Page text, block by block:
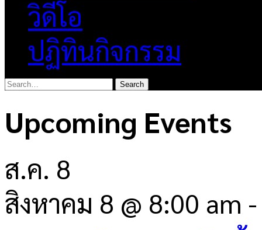
วิดีโอ
ปฏิทินกิจกรรม
Upcoming Events
ส.ค. 8
สิงหาคม 8 @ 8:00 am